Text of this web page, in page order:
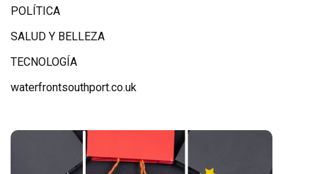
POLÍTICA
SALUD Y BELLEZA
TECNOLOGÍA
waterfrontsouthport.co.uk